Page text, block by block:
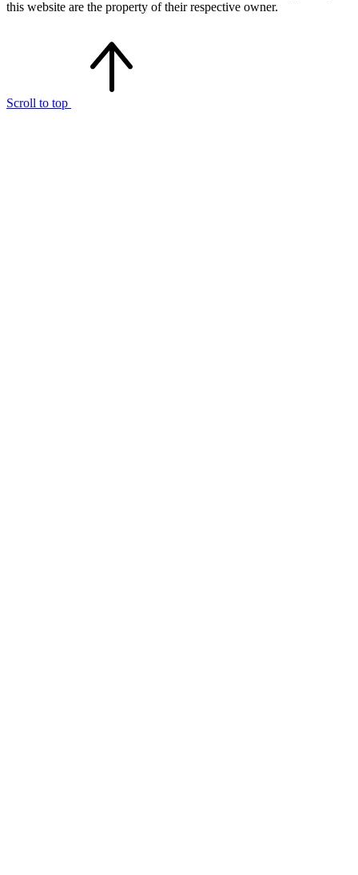
this website are the property of their respective owner.
Scroll to top